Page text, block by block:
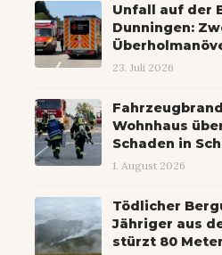
Unfall auf der
Dunningen:
23. Juli 2026
Wohnhaus
Schaden in
1. August 2026
Tödlicher
Jähriger aus
stürzt 80